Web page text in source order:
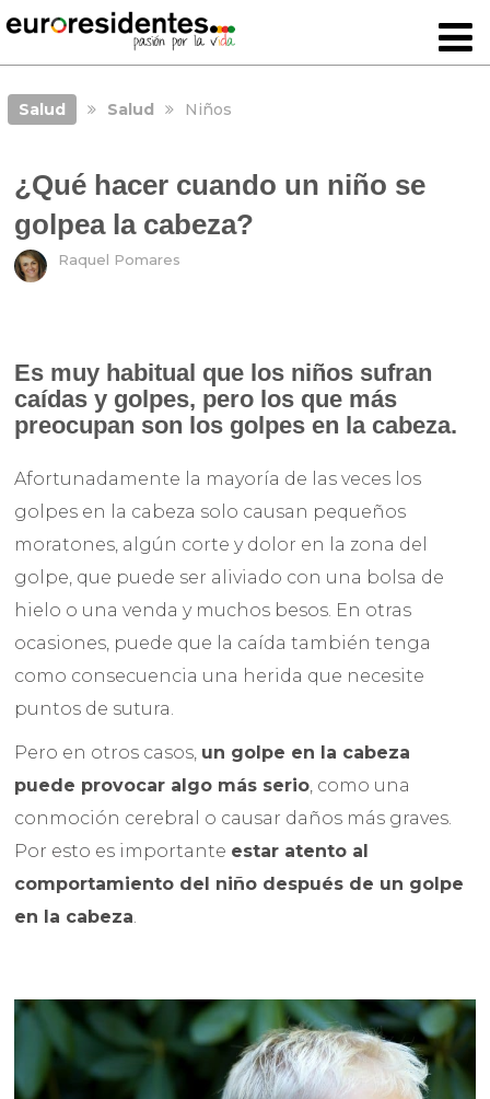
Salud Salud Niños
¿Qué hacer cuando un niño se
golpea la cabeza?
Raquel Pomares
Es muy habitual que los niños sufran
caídas y golpes, pero los que más
preocupan son los golpes en la cabeza.
Afortunadamente la mayoría de las veces los
golpes en la cabeza solo causan pequeños
moratones, algún corte y dolor en la zona del
golpe, que puede ser aliviado con una bolsa de
hielo o una venda y muchos besos. En otras
ocasiones, puede que la caída también tenga
como consecuencia una herida que necesite
puntos de sutura.
Pero en otros casos, un golpe en la cabeza
puede provocar algo más serio, como una
conmoción cerebral o causar daños más graves.
Por esto es importante estar atento al
comportamiento del niño después de un golpe
en la cabeza.